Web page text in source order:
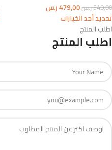
549,00ر.س479,00ر.س
تحديد أحد الخيارات
اطلب المنتج
اطلب المنتج